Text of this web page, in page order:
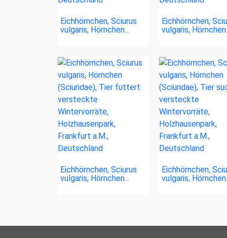
Eichhörnchen, Sciurus
vulgaris, Hörnchen…
Eichhörnchen,
vulgaris,
Eichhörnchen, Sciurus
vulgaris, Hörnchen…
Eichhörnchen,
vulgaris,